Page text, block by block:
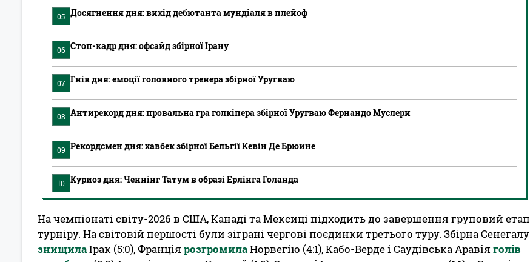
05 Досягнення дня: вихід дебютанта мундіаля в плейоф
06 Стоп-кадр дня: офсайд збірної Ірану
07 Гнів дня: емоції головного тренера збірної Уругваю
08 Антирекорд дня: провальна гра голкіпера збірної Уругваю Фернандо Муслери
09 Рекордсмен дня: хавбек збірної Бельгії Кевін Де Брюйне
10 Курйоз дня: Ченнінг Татум в образі Ерлінга Голанда
На чемпіонаті світу-2026 в США, Канаді та Мексиці підходить до завершення груповий етап
турніру. На світовій першості були зіграні чергові поєдинки третього туру. Збірна Сенегалу
знищилаІрак (5:0), Франція розгромилаНорвегію (4:1), Кабо-Верде і Саудівська Аравія голів